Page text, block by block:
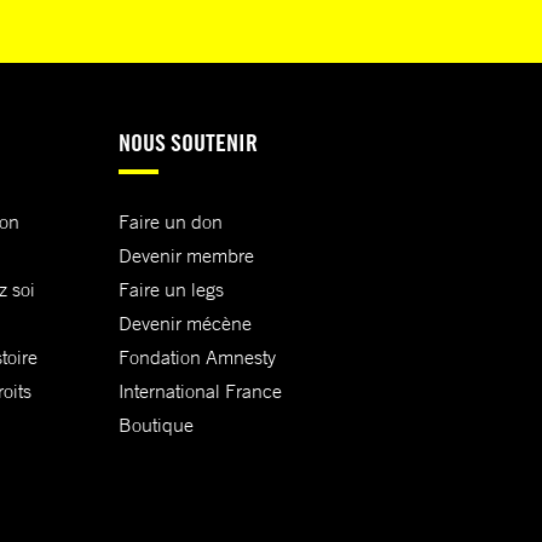
soi
NOUS SOUTENIR
Faire un don
Devenir membre
Faire un legs
Devenir mécène
Fondation Amnesty
International France
Boutique